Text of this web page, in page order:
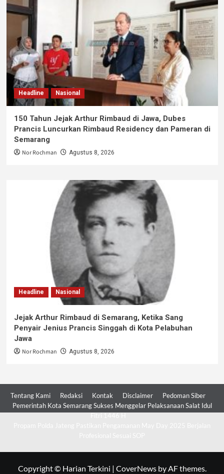
Headline Nasional
150 Tahun Jejak Arthur Rimbaud di Jawa, Dubes
Prancis Luncurkan Rimbaud Residency dan Pameran di
Semarang
Nor Rochman Agustus 8, 2026
Headline Nasional
Jejak Arthur Rimbaud di Semarang, Ketika Sang
Penyair Jenius Prancis Singgah di Kota Pelabuhan
Jawa
Nor Rochman Agustus 8, 2026
Tentang Kami Redaksi Kontak Disclaimer
Pedoman Siber
Pemerintah Kota Semarang Sukses Menggelar Pelaksanaan Salat Idul
Copyright © Harian Terkini | CoverNewsby AF themes.